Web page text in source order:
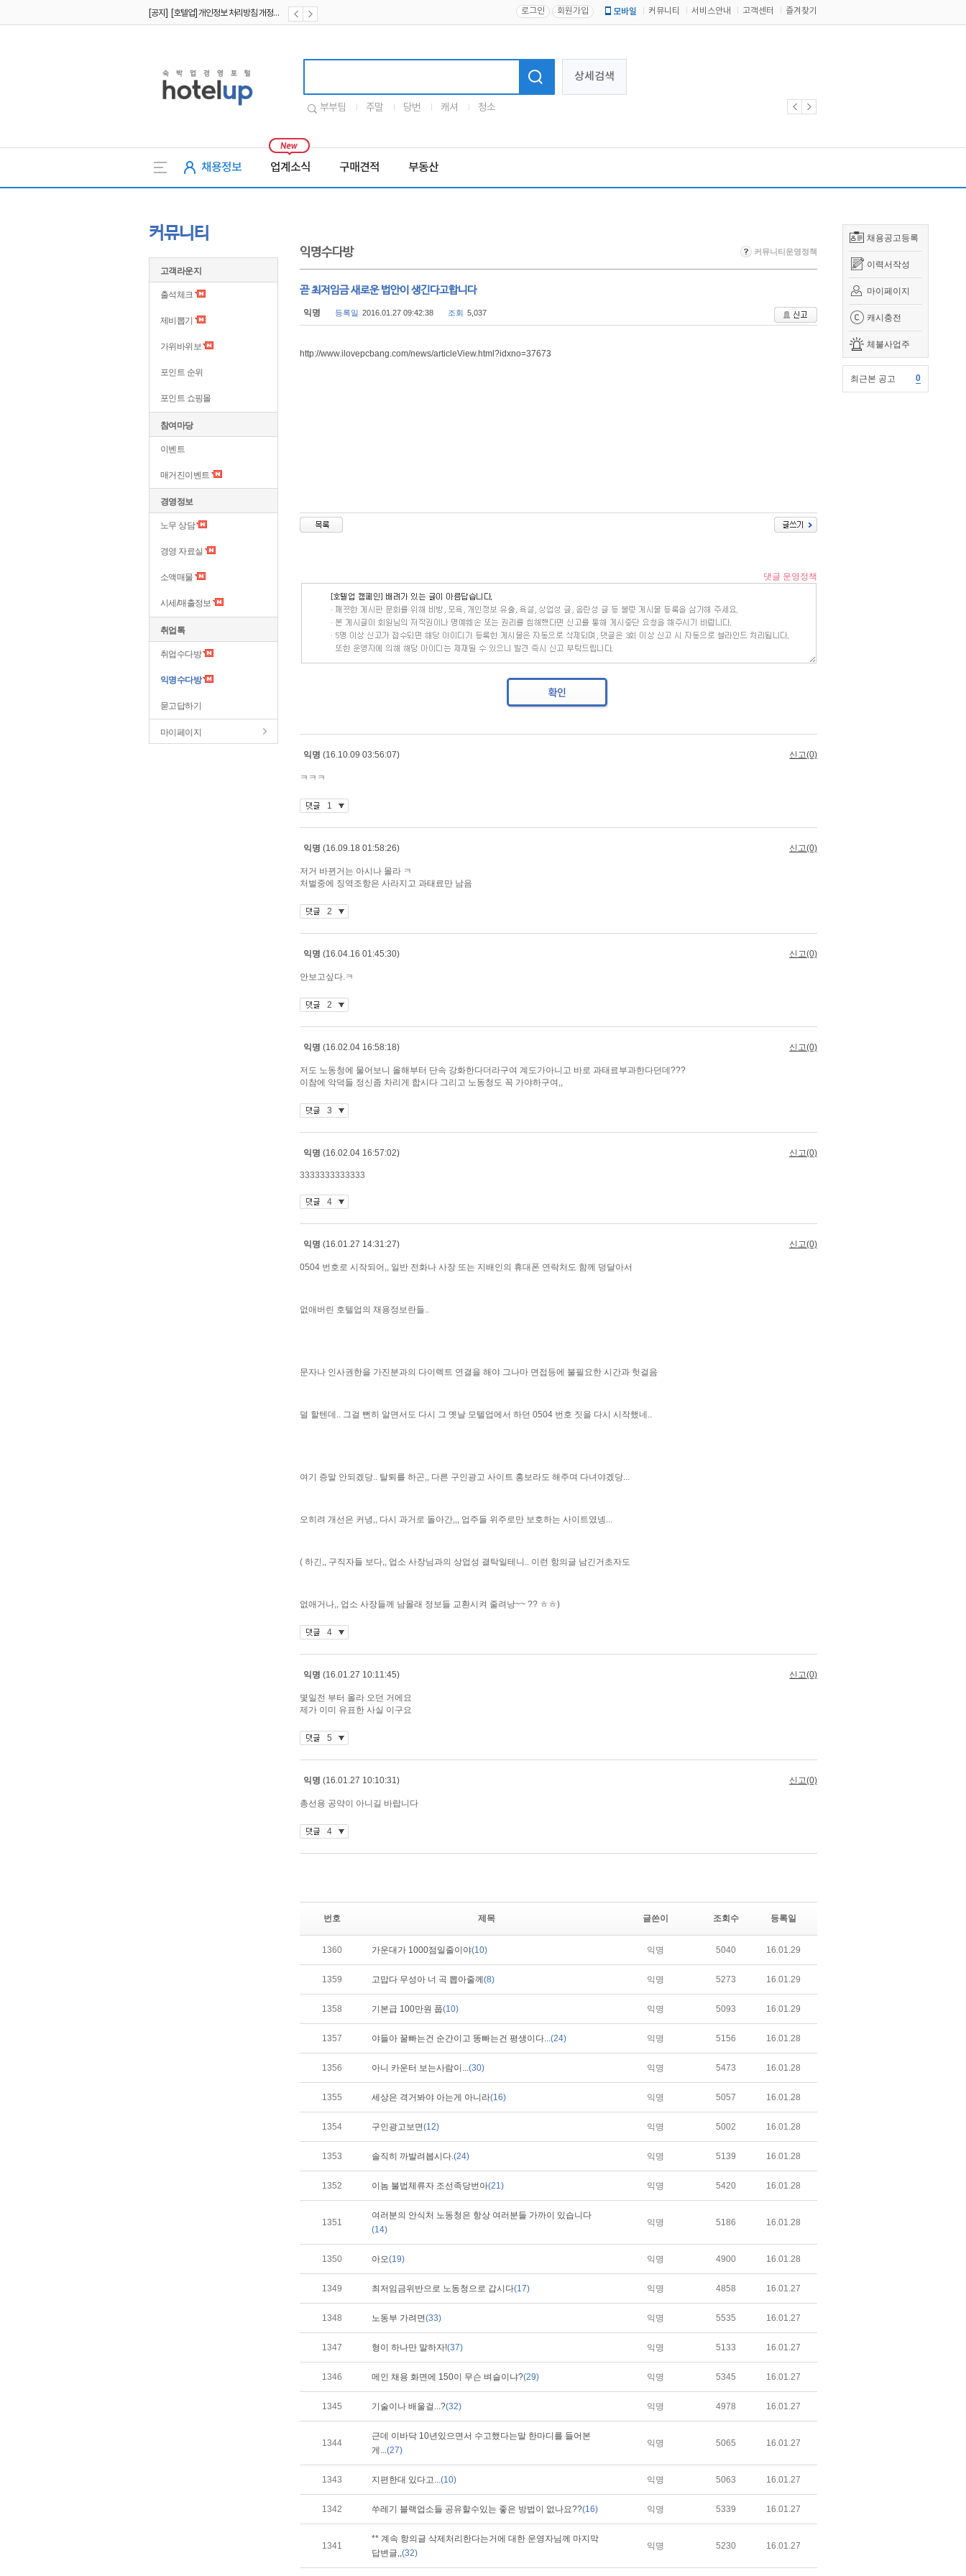
[공지] [호텔업] 개인정보 처리방침 개정본2 (19.09.02) 로그인 회원가입 모바일 커뮤니티 서비스안내 고객센터 즐겨찾기
상세검색
부부팀 주말 당번 캐셔 청소
채용정보 업계소식 구매견적 부동산
채용공고등록
이력서작성
마이페이지
캐시충전
체불사업주
최근본 공고 0
커뮤니티
고객라운지
출석체크
제비뽑기
가위바위보
포인트 순위
포인트 쇼핑몰
참여마당
이벤트
매거진이벤트
경영정보
노무 상담
경영 자료실
소액매물
시세/매출정보
취업톡
취업수다방
익명수다방
묻고답하기
마이페이지
익명수다방 커뮤니티운영정책
곧 최저임금 새로운 법안이 생긴다고합니다
익명 등록일 2016.01.27 09:42:38 조회 5,037
http://www.ilovepcbang.com/news/articleView.html?idxno=37673
번호 제목 글쓴이 조회수 등록일
1360 가운대가 1000점일줄이야(10) 익명 5040 16.01.29
1359 고맙다 무성아 너 곡 뽑아줄께 (8) 익명 5273 16.01.29
1358 기본급 100만원 풉(10) 익명 5093 16.01.29
1357 야들아 꿀빠는건 순간이고 똥빠는건 평생이다...(24) 익명 5156 16.01.28
1356 아니 카운터 보는사람이...(30) 익명 5473 16.01.28
1355 세상은 격거봐야 아는게 아니라(16) 익명 5057 16.01.28
1354 구인광고보면(12) 익명 5002 16.01.28
1353 솔직히 까발려봅시다.(24) 익명 5139 16.01.28
1352 이놈 불법체류자 조선족당번아(21) 익명 5420 16.01.28
1351
여러분의 안식처 노동청은 항상 여러분들 가까이 있습니다
(14)
익명 5186 16.01.28
1350 아오(19) 익명 4900 16.01.28
1349 최저임금위반으로 노동청으로 갑시다(17) 익명 4858 16.01.27
1348 노동부 가려면(33) 익명 5535 16.01.27
1347 형이 하나만 말하자!(37) 익명 5133 16.01.27
1346 메인 채용 화면에 150이 무슨 벼슬이냐?(29) 익명 5345 16.01.27
1345 기술이나 배울걸...?(32) 익명 4978 16.01.27
1344
근데 이바닥 10년있으면서 수고했다는말 한마디를 들어본
게...(27)
익명 5065 16.01.27
1343 지편한대 있다고...(10) 익명 5063 16.01.27
1342 쑤레기 블랙업소들 공유할수있는 좋은 방법이 없나요??(16) 익명 5339 16.01.27
1341
** 계속 항의글 삭제처리한다는거에 대한 운영자님께 마지막
답변글,,(32)
익명 5230 16.01.27